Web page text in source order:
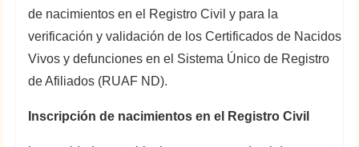
de nacimientos en el Registro Civil y para la
verificación y validación de los Certificados de Nacidos
Vivos y defunciones en el Sistema Único de Registro
de Afiliados (RUAF ND).
Inscripción de nacimientos en el Registro Civil